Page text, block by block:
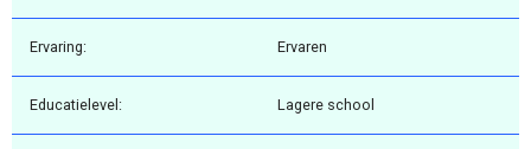
Ervaring: Ervaren
Educatielevel: Lagere school